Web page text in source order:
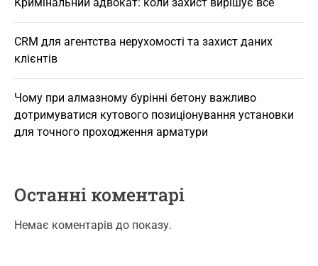
CRM для агентства нерухомості та захист даних
клієнтів
Чому при алмазному бурінні бетону важливо
дотримуватися кутового позиціонування установки
для точного проходження арматури
Останні коментарі
Немає коментарів до показу.